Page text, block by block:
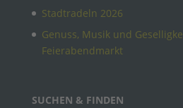
Stadtradeln 2026
Genuss, Musik und
Feierabendmarkt
SUCHEN & FINDEN